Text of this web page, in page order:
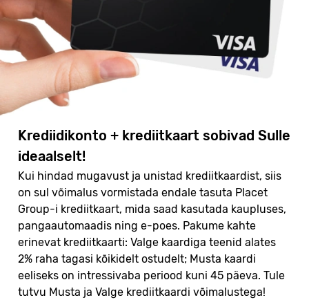
Krediidikonto + krediitkaart sobivad Sulle
ideaalselt!
Kui hindad mugavust ja unistad krediitkaardist, siis
on sul võimalus vormistada endale tasuta Placet
Group-i krediitkaart, mida saad kasutada kaupluses,
pangaautomaadis ning e-poes. Pakume kahte
erinevat krediitkaarti: Valge kaardiga teenid alates
2% raha tagasi kõikidelt ostudelt; Musta kaardi
eeliseks on intressivaba periood kuni 45 päeva. Tule
tutvu Musta ja Valge krediitkaardi võimalustega!